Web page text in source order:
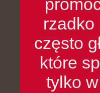
rzadko
często
które
tylko